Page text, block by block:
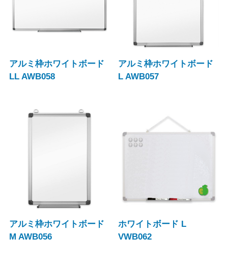
アルミ枠ホワイトボード
LL AWB058
アルミ枠ホワイトボード
L AWB057
アルミ枠ホワイトボード
M AWB056
ホワイトボード L
VWB062